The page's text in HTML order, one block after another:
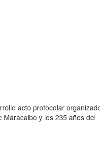
acto protocolar
y los 235 años del